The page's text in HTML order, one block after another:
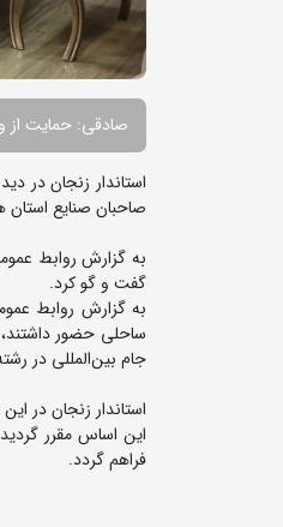
صادقی: حمایت
استاندار زنجان در
صاحبان صنایع استان
به گزارش روابط
گفت و گو کرد.
به گزارش روابط
ساحلی حضور
جام بین‌المللی در
استاندار زنجان در
این اساس مقرر
فراهم گردد.